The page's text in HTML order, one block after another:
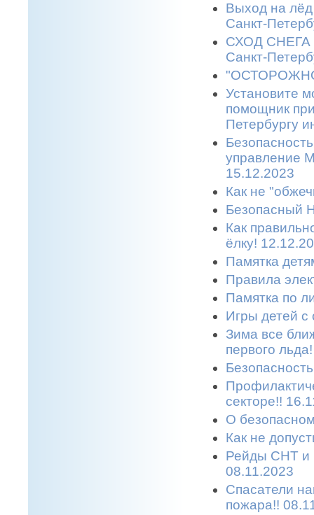
Выход на
Санкт-
СХОД СНЕГА
Санкт-
Установите
помощник
Петербургу
управление
15.12.2023
Как не
Безопасный
Как
ёлку!
Памятка
Правила
Памятка по
Игры детей с
Зима все
первого
секторе!!
О
Как не
Рейды СНТ и
08.11.2023
Спасатели
пожара!!